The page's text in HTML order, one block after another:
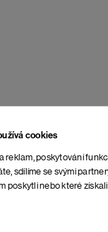
cookies
reklam, poskytování
sdílíme se svými
poskytli nebo které